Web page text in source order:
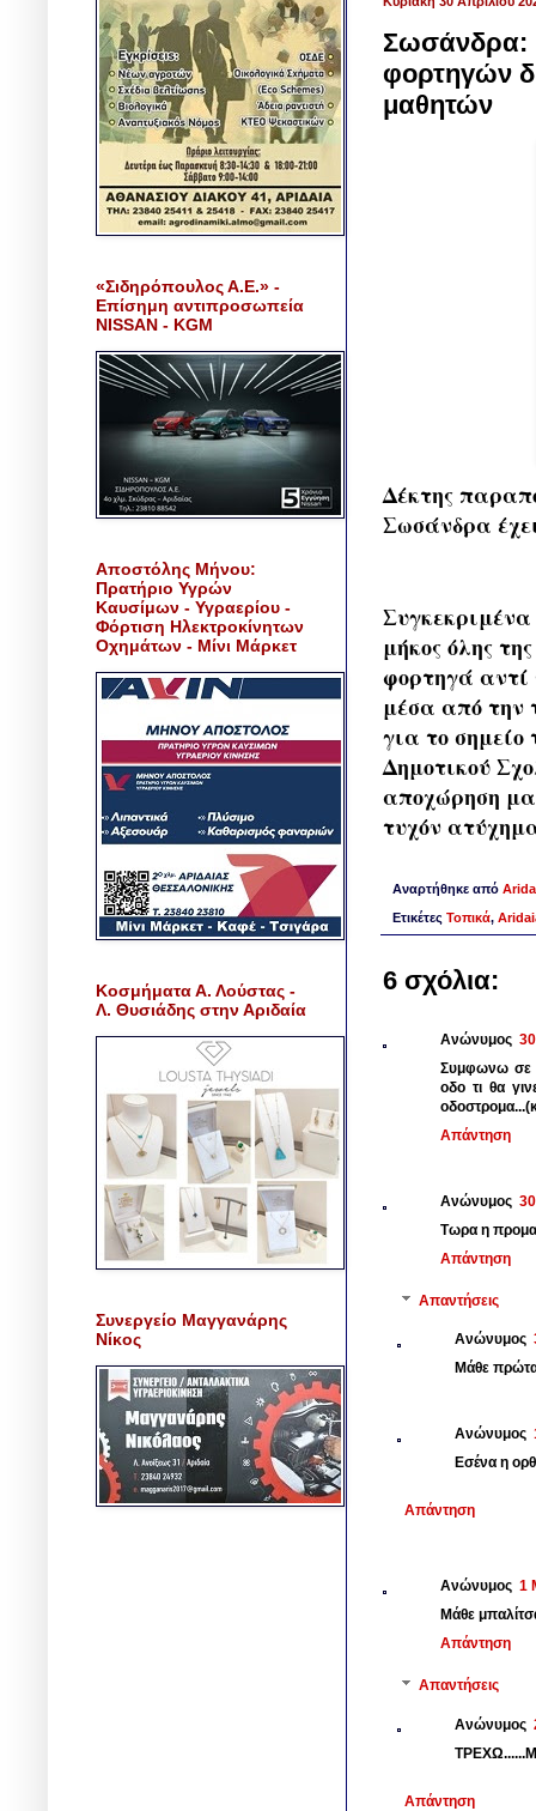
Σωσάνδρα:
φορτηγών
μαθητών
Δέκτης
Σωσάνδρα
μήκος όλης
φορτηγά αντί
μέσα από την
για το
Δημοτικού
αποχώρηση
τυχόν
Αναρτήθηκε από
Ετικέτες Τοπικά,
6 σχόλια:
Ανώνυμος
Συμφωνω σε
οδο τι θα
Απάντηση
Ανώνυμος
Τωρα η
Απάντηση
Απαντήσεις
Ανώνυμος
Μάθε πρώτα
Ανώνυμος
Εσένα η
Απάντηση
Ανώνυμος 1
Μάθε
Απάντηση
Απαντήσεις
Ανώνυμος
Απάντηση
«Σιδηρόπουλος Α.Ε.» -
Επίσημη αντιπροσωπεία
NISSAN - KGM
Αποστόλης Μήνου:
Πρατήριο Υγρών
Καυσίμων - Υγραερίου -
Φόρτιση Ηλεκτροκίνητων
Οχημάτων - Μίνι Μάρκετ
Κοσμήματα Α. Λούστας -
Λ. Θυσιάδης στην Αριδαία
Συνεργείο Μαγγανάρης
Νίκος